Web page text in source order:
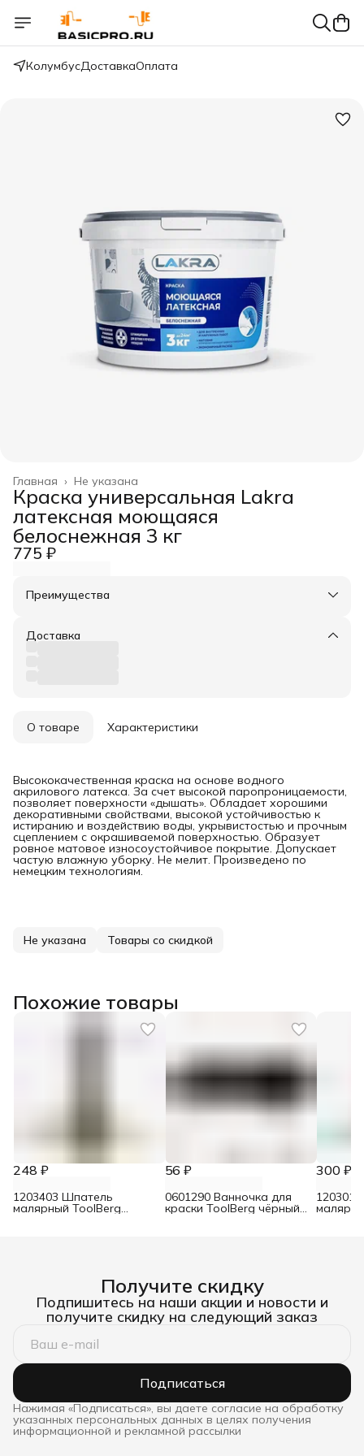
КолумбусДоставкаОплата
Не указана
Главная ›
Краска универсальная Lakra
латексная моющаяся
белоснежная 3 кг
775 ₽
Преимущества
Оплата частями в Сплит
Удобный возврат
Доставка
О товаре Характеристики
Высококачественная краска на основе водного
акрилового латекса. За счет высокой паропроницаемости,
позволяет поверхности «дышать». Обладает хорошими
декоративными свойствами, высокой устойчивостью к
истиранию и воздействию воды, укрывистостью и прочным
сцеплением с окрашиваемой поверхностью. Образует
ровное матовое износоустойчивое покрытие. Допускает
частую влажную уборку. Не мелит. Произведено по
немецким технологиям.
Не указана Товары со скидкой
Похожие товары
248 ₽
1203403 Шпатель
малярный ToolBerg
56 ₽
0601290 Ванночка для
краски ToolBerg чёрный
300 ₽
Получите скидку
Подпишитесь на наши акции и новости и
получите скидку на следующий заказ
Подписаться
Нажимая «Подписаться», вы даете согласие на обработку
указанных персональных данных в целях получения
информационной и рекламной рассылки